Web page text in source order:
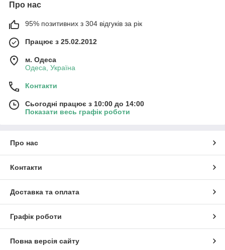
Про нас
95% позитивних з 304 відгуків за рік
Працює з 25.02.2012
м. Одеса
Одеса, Україна
Контакти
Сьогодні працює з 10:00 до 14:00
Показати весь графік роботи
Про нас
Контакти
Доставка та оплата
Графік роботи
Повна версія сайту